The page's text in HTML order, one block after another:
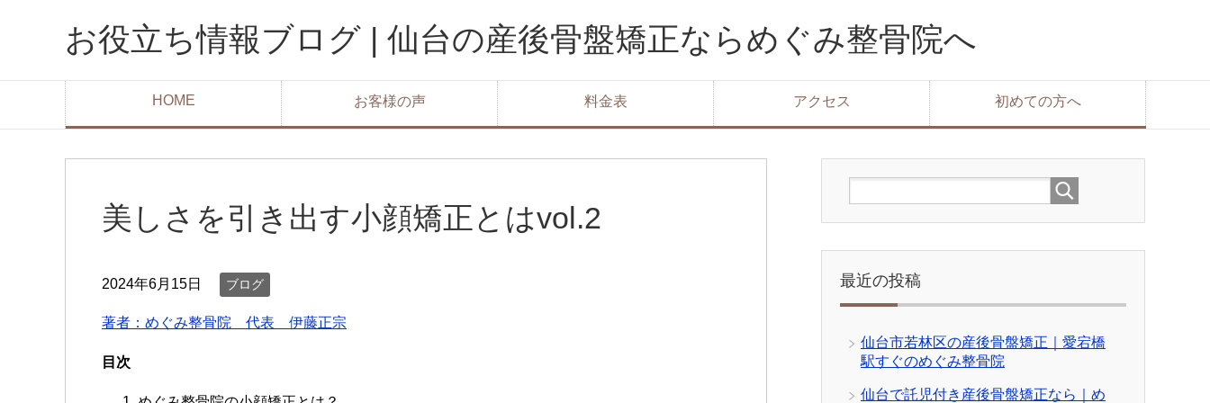
お役立ち情報ブログ | 仙台の産後骨盤矯正ならめぐみ整骨院へ
HOME お客様の声 料金表 アクセス 初めての方へ
美しさを引き出す小顔矯正とはvol.2
2024年6月15日 ブログ
著者：めぐみ整骨院 代表 伊藤正宗
目次
最近の投稿
仙台市若林区の産後骨盤矯正｜愛宕橋
駅すぐのめぐみ整骨院
仙台で託児付き産後骨盤矯正なら｜め